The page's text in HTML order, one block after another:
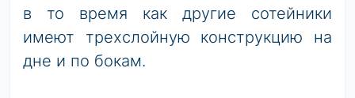
в то время как другие сотейники
имеют трехслойную конструкцию на
дне и по бокам.